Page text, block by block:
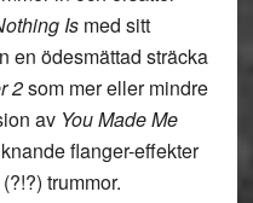
Ismed sitt
en ödesmättad sträcka
2som mer eller mindre
av You Made Me
flanger-effekter
trummor.